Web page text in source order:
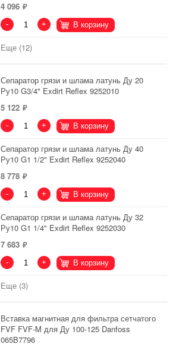
4 096
- + В корзину
Еще (12)
Сепаратор грязи и шлама латунь Ду 20
Ру10 G3/4" Exdirt Reflex 9252010
5 122
- + В корзину
Сепаратор грязи и шлама латунь Ду 40
Ру10 G1 1/2" Exdirt Reflex 9252040
8 778
- + В корзину
Сепаратор грязи и шлама латунь Ду 32
Ру10 G1 1/4" Exdirt Reflex 9252030
7 683
- + В корзину
Еще (3)
Вставка магнитная для фильтра сетчатого
FVF FVF-M для Ду 100-125 Danfoss
065B7796